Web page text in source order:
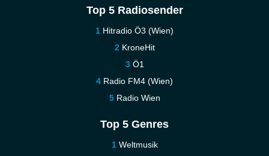
Top 5 Radiosender
Hitradio Ö3 (Wien)
KroneHit
Ö1
Radio FM4 (Wien)
Radio Wien
Top 5 Genres
Weltmusik